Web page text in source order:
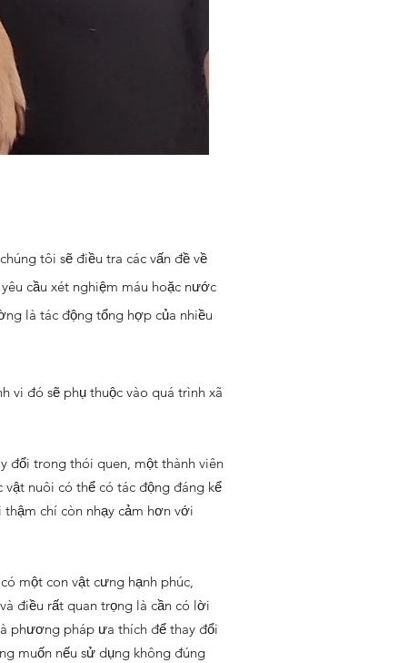
tôi sẽ điều tra các vấn đề về
cầu xét nghiệm máu hoặc nước
là tác động tổng hợp của nhiều
vi đó sẽ phụ thuộc vào quá trình xã
đổi trong thói quen, một thành viên
nuôi có thể có tác động đáng kể
chí còn nhạy cảm hơn với
một con vật cưng hạnh phúc,
điều rất quan trọng là cần có lời
phương pháp ưa thích để thay đổi
muốn nếu sử dụng không đúng